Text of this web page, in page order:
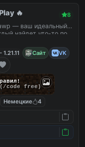
🔥 8
— ваш идеальный
найдет что-то по
1.21.11 Сайт
VK
(/code free)
Немецкие 4